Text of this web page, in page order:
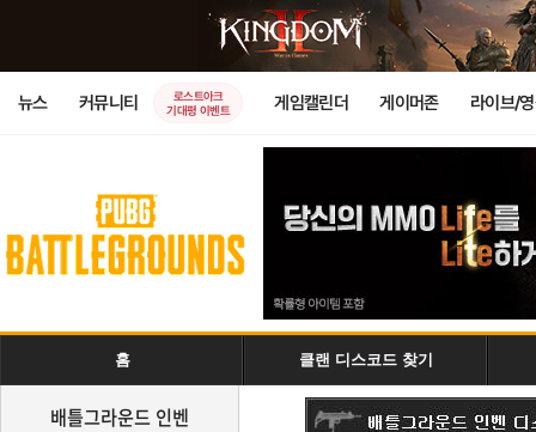
뉴스 커뮤니티
로스트아크
기대평 이벤트
게임캘린더 게이머존 라이브/
홈 클랜 디스코드 찾기
배틀그라운드 인벤